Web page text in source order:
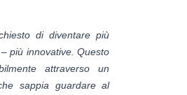
di diventare più
più innovative. Questo
attraverso un
sappia guardare al